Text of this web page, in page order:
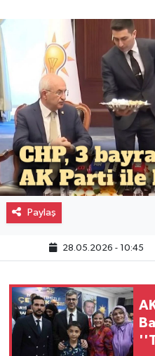
Paylaş
28.05.2026 - 10:45
Asayiş
Magazin
Gayrimenkul
Spor
Eğitim